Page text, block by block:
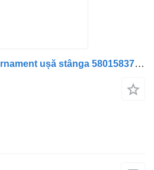
Обложување Panou ornament ușă stânga 5801583779 за камион IVECO